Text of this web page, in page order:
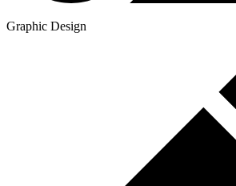
Graphic Design